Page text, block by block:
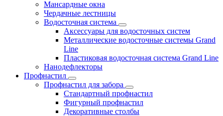
Мансардные окна
Чердачные лестницы
Водосточная система
Аксессуары для водосточных систем
Металлические водосточные системы Grand
Line
Пластиковая водосточная система Grand Line
Нанодефлекторы
Профнастил
Профнастил для забора
Стандартный профнастил
Фигурный профнастил
Декоративные столбы